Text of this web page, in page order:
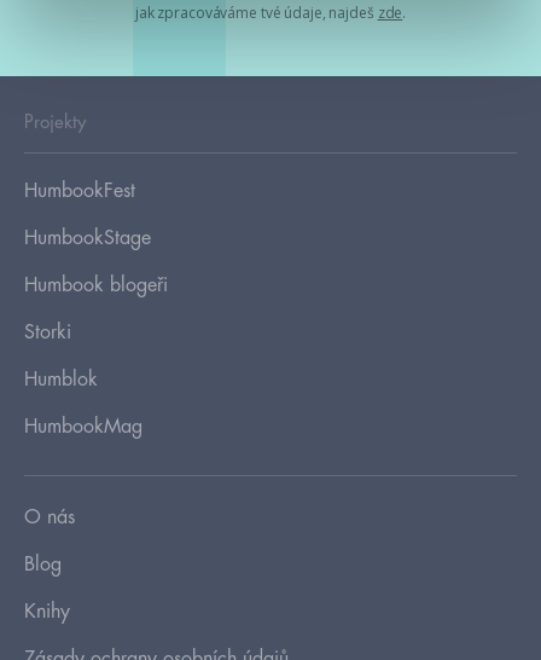
jak zpracováváme tvé údaje, najdeš zde.
Projekty
HumbookFest
HumbookStage
Humbook blogeři
Storki
Humblok
HumbookMag
O nás
Blog
Knihy